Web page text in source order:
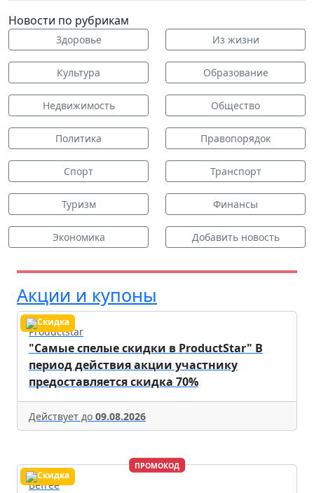
Новости по рубрикам
Здоровье Из жизни
Культура Образование
Недвижимость Общество
Политика Правопорядок
Спорт Транспорт
Туризм Финансы
Экономика Добавить новость
Акции и купоны
Productstar
"Самые спелые скидки в ProductStar" В
период действия акции участнику
предоставляется скидка 70%
Действует до 09.08.2026
ПРОМОКОД
Befree